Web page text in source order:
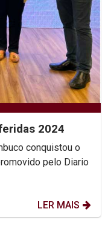
2024
conquistou o
pelo Diario
LER MAIS